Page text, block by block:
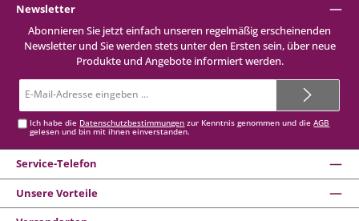
Newsletter
Abonnieren Sie jetzt einfach unseren regelmäßig erscheinenden
Newsletter und Sie werden stets unter den Ersten sein, über neue
Produkte und Angebote informiert werden.
Mail-
Ich habe die Datenschutzbestimmungen zur Kenntnis genommen und dieAGB
gelesen und bin mit ihnen einverstanden.
Service-Telefon
Unsere Vorteile